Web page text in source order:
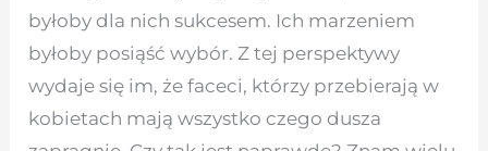
byłoby dla nich sukcesem. Ich marzeniem
byłoby posiąść wybór. Z tej perspektywy
wydaje się im, że faceci, którzy przebierają w
kobietach mają wszystko czego dusza